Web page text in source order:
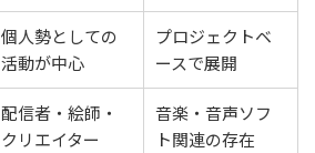
個人勢としての
活動が中心
プロジェクトベ
ースで展開
配信者・絵師・
クリエイター
音楽・音声ソフ
ト関連の存在